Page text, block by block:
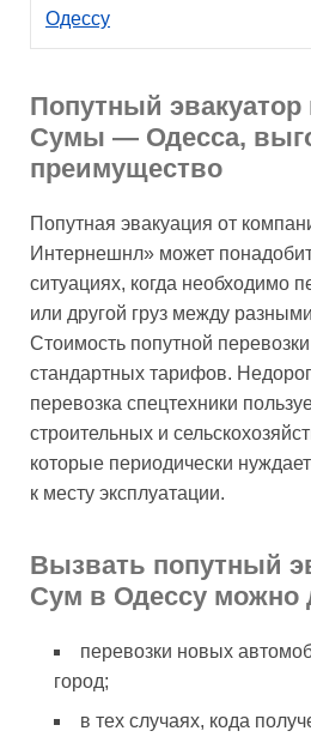
Одессу
Попутный эвакуатор
Сумы — Одесса,
преимущество
Попутная эвакуация от
Интернешнл» может
ситуациях, когда необходимо
или другой груз между
Стоимость попутной
стандартных тарифов.
перевозка спецтехники
строительных и
которые периодически
к месту эксплуатации.
Вызвать попутный
Сум в Одессу можно
перевозки новых
город;
в тех случаях, кода